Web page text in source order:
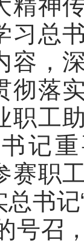
精神
习总
容，
彻落
职工
记
赛职
书记
号召